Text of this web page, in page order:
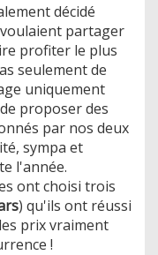
décidé
partager
profiter le plus
seulement de
uniquement
proposer des
par nos deux
sympa et
l'année.
ont choisi trois
) qu'ils ont réussi
prix vraiment
!